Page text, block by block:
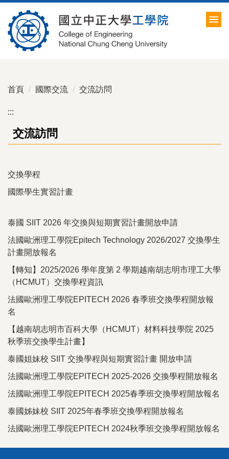
到
主
要
首頁
國際交流 交流訪問
:::
交流訪問
交換學程
國際學生實習計畫
泰國 SIIT 2026 年交換與短期實習計畫開放申請
法國歐洲理工學院Epitech Technology 2026/2027 交換學生
計畫開放報名
【轉知】2025/2026 學年度第 2 學期越南胡志明市理工大學
（HCMUT）交換學程資訊
法國歐洲理工學院EPITECH 2026 春季班交換學程開放報
名
【越南胡志明市百科大學（HCMUT）材料科技學院 2025
秋季班交換學生計畫】
泰國姐妹校 SIIT 交換學程與短期實習計畫 開放申請
法國歐洲理工學院EPITECH 2025-2026 交換學程開放報名
法國歐洲理工學院EPITECH 2025春季班交換學程開放報名
泰國姊妹校 SIIT 2025年春季班交換學程開放報名
法國歐洲理工學院EPITECH 2024秋季班交換學程開放報名